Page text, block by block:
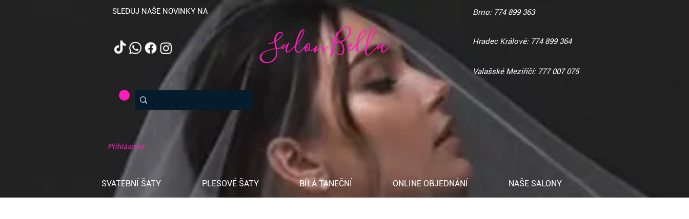
SLEDUJ NAŠE NOVINKY NA
Salon Bella
Brno: 774 899 363
Hradec Králové: 774 899 364
Valašské Meziříčí: 777 007 075
Přihlásit se
SVATEBNÍ ŠATY PLESOVÉ ŠATY BÍLÁ TANEČNÍ ONLINE OBJEDNÁNÍ NAŠE SALONY